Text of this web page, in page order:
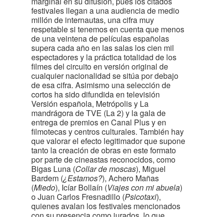
festivales llegan a una audiencia de medio
millón de internautas, una cifra muy
respetable si tenemos en cuenta que menos
de una veintena de películas españolas
supera cada año en las salas los cien mil
espectadores y la práctica totalidad de los
filmes del circuito en versión original de
cualquier nacionalidad se sitúa por debajo
de esa cifra. Asimismo una selección de
cortos ha sido difundida en televisión
Versión española, Metrópolis y La
mandrágora de TVE (La 2) y la gala de
entrega de premios en Canal Plus y en
filmotecas y centros culturales. También hay
que valorar el efecto legitimador que supone
tanto la creación de obras en este formato
por parte de cineastas reconocidos, como
Bigas Luna (Collar de moscas), Miguel
Bardem (¿Estamos?), Achero Mañas
(Miedo), Icíar Bollaín (Viajes con mi abuela)
o Juan Carlos Fresnadillo (Psicotaxi),
quienes avalan los festivales mencionados